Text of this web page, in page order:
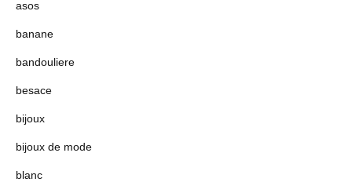
asos
banane
bandouliere
besace
bijoux
bijoux de mode
blanc